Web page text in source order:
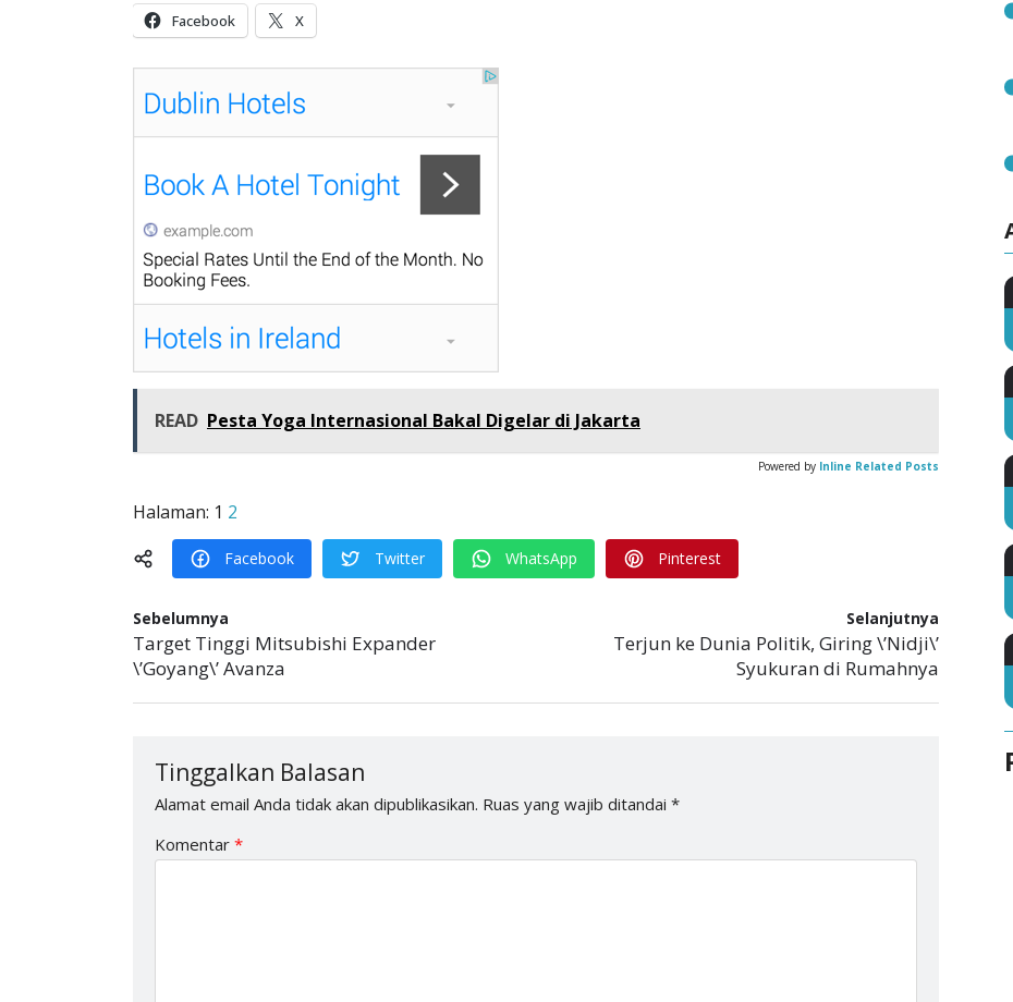
Facebook X
READ Pesta Yoga Internasional Bakal Digelar di Jakarta
Powered by Inline Related Posts
Halaman: 1 2
Facebook Twitter WhatsApp Pinterest
Sebelumnya
Target Tinggi Mitsubishi Expander
\’Goyang\’ Avanza
Selanjutnya
Terjun ke Dunia Politik, Giring \’Nidji\’
Syukuran di Rumahnya
Tinggalkan Balasan
Alamat email Anda tidak akan dipublikasikan. Ruas yang wajib ditandai *
Komentar *